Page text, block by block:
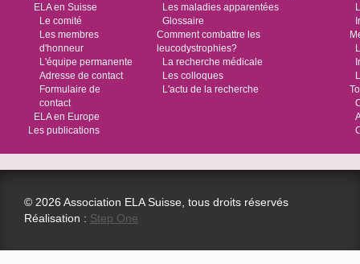
ELA en Suisse
Le comité
Les membres
d'honneur
L'équipe permanente
Adresse de contact
Formulaire de
contact
ELA en Europe
Les publications
Les maladies apparentées
Glossaire
Comment combattre les
leucodystrophies?
La recherche médicale
Les colloques
L'actu de la recherche
© 2026 Association ELA Suisse, tous droits réservés
Réalisation : Step One